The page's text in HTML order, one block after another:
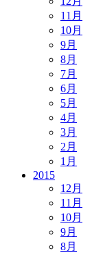
11月
10月
9月
8月
7月
6月
5月
4月
3月
2月
1月
2015
12月
11月
10月
9月
8月